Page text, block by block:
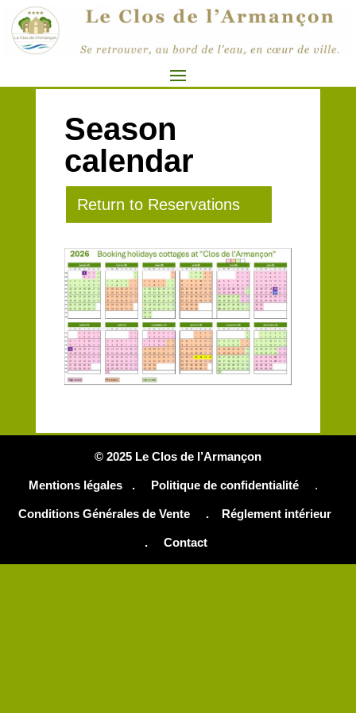
Season
calendar
Return to Reservations
© 2025 Le Clos de l’Armançon
Mentions légales . Politique de confidentialité .
Conditions Générales de Vente . Réglement intérieur
. Contact